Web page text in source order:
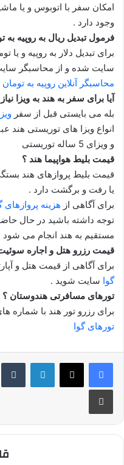
امکان سفر با اتوبوس و یا
وجود دارد .
فرمول تبدیل ریال به روپیه به
برای تبدیل دلار به روپیه و یا
سایت شده و از محاسبگر
محاسبگر آنلاین روپیه به تومان
آیا برای سفر به هند به ویزا
بله می بایستی قبل از سفر
و ویزای 5 ساله توریستی
قیمت بلیط هواپیما هند ؟
قیمت بلیط پروازهای هند
یا رفت و برگشت دارد .
برای آگاهی از هزینه پروازهای
توجه داشته باشید در حال
مستقیم به هند انجام می شود
قیمت رزرو هتل و اجاره
برای آگاهی از قیمت هتل و
گوا سایت شوید .
تورهای مسافرتی هندوستان ؟
برای رزرو تور هند با شماره
تورهای گوا
لینکدین
چاپ